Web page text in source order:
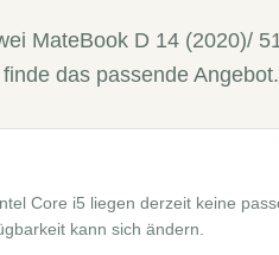
MateBook D 14 (2020)/
das passende Angebot.
Core i5 liegen derzeit keine
kann sich ändern.